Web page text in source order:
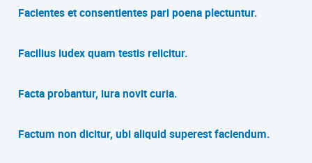
Facientes et consentientes pari poena plectuntur.
Facilius iudex quam testis reiicitur.
Facta probantur, iura novit curia.
Factum non dicitur, ubi aliquid superest faciendum.